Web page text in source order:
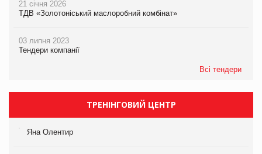
21 січня 2026
ТДВ «Золотоніський маслоробний комбінат»
03 липня 2023
Тендери компанії
Всі тендери
ТРЕНІНГОВИЙ ЦЕНТР
Яна Олентир